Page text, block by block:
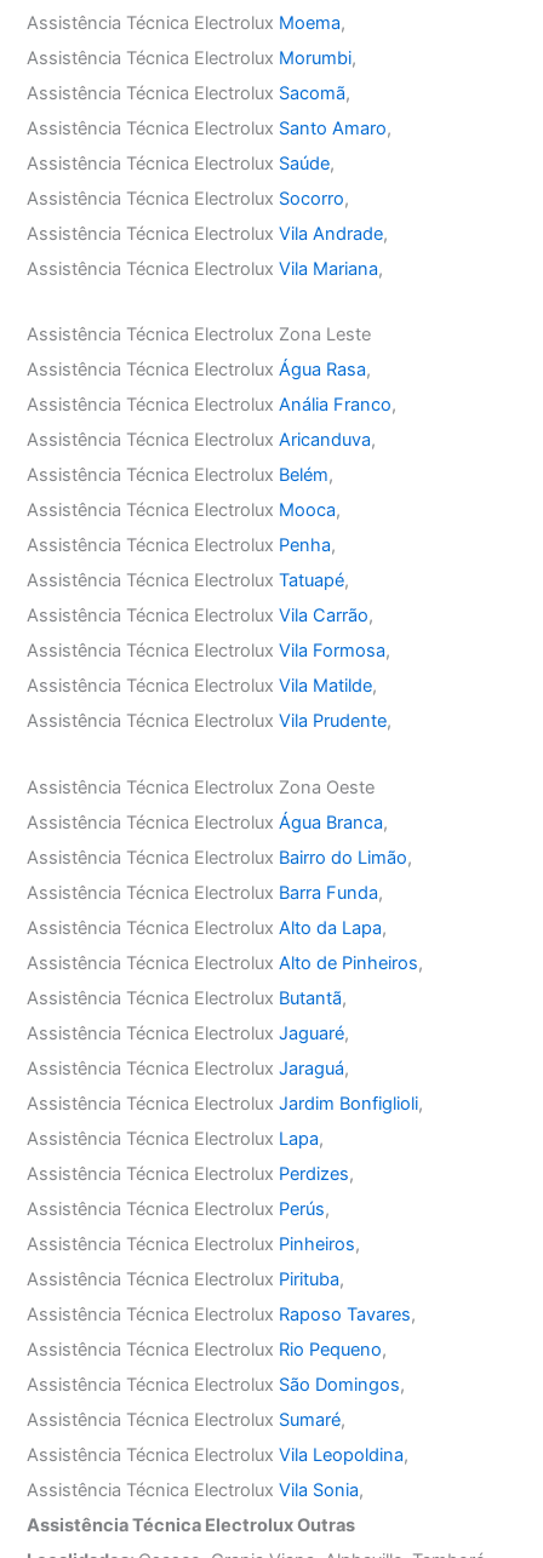
Assistência Técnica Electrolux Moema,
Assistência Técnica Electrolux Morumbi,
Assistência Técnica Electrolux Sacomã,
Assistência Técnica Electrolux Santo Amaro,
Assistência Técnica Electrolux Saúde,
Assistência Técnica Electrolux Socorro,
Assistência Técnica ElectroluxVila Andrade,
Assistência Técnica ElectroluxVila Mariana,
Assistência Técnica Electrolux Zona Leste
Assistência Técnica ElectroluxÁgua Rasa,
Assistência Técnica ElectroluxAnália Franco,
Assistência Técnica ElectroluxAricanduva,
Assistência Técnica Electrolux Belém,
Assistência Técnica Electrolux Mooca,
Assistência Técnica Electrolux Penha,
Assistência Técnica ElectroluxTatuapé,
Assistência Técnica ElectroluxVila Carrão,
Assistência Técnica ElectroluxVila Formosa,
Assistência Técnica ElectroluxVila Matilde,
Assistência Técnica ElectroluxVila Prudente,
Assistência Técnica Electrolux Zona Oeste
Assistência Técnica ElectroluxÁgua Branca,
Assistência Técnica Electrolux Bairro do Limão,
Assistência Técnica Electrolux Barra Funda,
Assistência Técnica ElectroluxAlto da Lapa,
Assistência Técnica ElectroluxAlto de Pinheiros,
Assistência Técnica Electrolux Butantã,
Assistência Técnica ElectroluxJaguaré,
Assistência Técnica ElectroluxJaraguá,
Assistência Técnica ElectroluxJardim Bonfiglioli,
Assistência Técnica Electrolux Lapa,
Assistência Técnica Electrolux Perdizes,
Assistência Técnica Electrolux Perús,
Assistência Técnica Electrolux Pinheiros,
Assistência Técnica Electrolux Pirituba,
Assistência Técnica Electrolux Raposo Tavares,
Assistência Técnica Electrolux Rio Pequeno,
Assistência Técnica Electrolux São Domingos,
Assistência Técnica Electrolux Sumaré,
Assistência Técnica ElectroluxVila Leopoldina,
Assistência Técnica ElectroluxVila Sonia,
Assistência Técnica Electrolux Outras